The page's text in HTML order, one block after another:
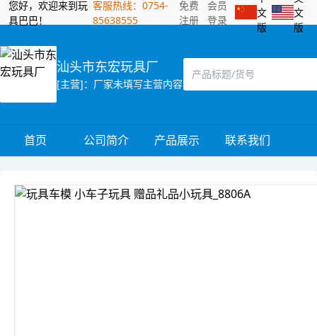
您好，欢迎来到玩
具巴巴！
客服热线：0754-
85638555
免费
注册
会员
登录
文
版
文
版
汕头市东宏玩具厂
[主营]：厂家未填写主营内容
首页 公司简介 产品展示 联系我们